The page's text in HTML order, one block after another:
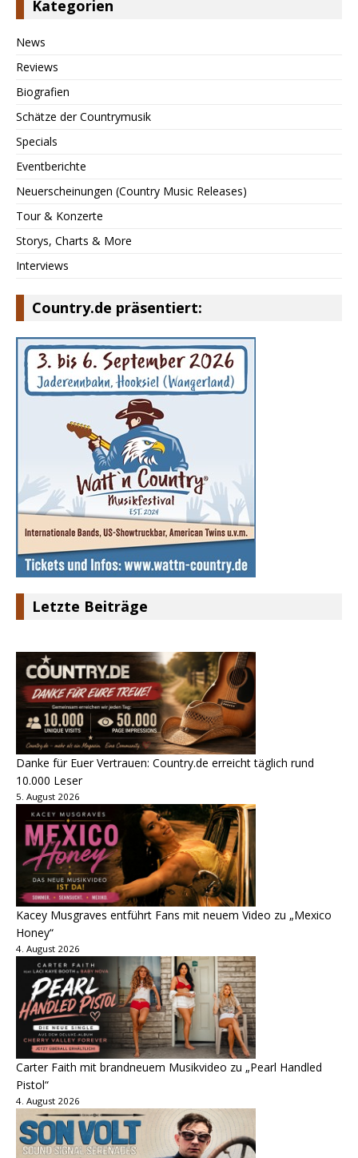
Kategorien
News
Reviews
Biografien
Schätze der Countrymusik
Specials
Eventberichte
Neuerscheinungen (Country Music Releases)
Tour & Konzerte
Storys, Charts & More
Interviews
Country.de präsentiert:
Letzte Beiträge
Danke für Euer Vertrauen: Country.de erreicht täglich rund
10.000 Leser
5. August 2026
Kacey Musgraves entführt Fans mit neuem Video zu „Mexico
Honey“
4. August 2026
Carter Faith mit brandneuem Musikvideo zu „Pearl Handled
Pistol“
4. August 2026